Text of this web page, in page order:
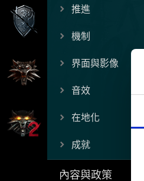
推進
機制
界面與影像
音效
在地化
成就
內容與政策